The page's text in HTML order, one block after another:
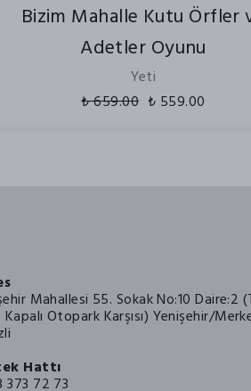
Bizim Mahalle Kutu Örfler
Adetler Oyunu
Yeti
₺ 659.00 ₺ 559.00
Mahallesi 55. Sokak No:10 Daire:2
Otopark Karşısı) Yenişehir/
Hattı
373 72 73